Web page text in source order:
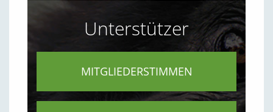
Unterstützer
MITGLIEDERSTIMMEN